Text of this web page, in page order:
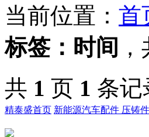
当前位置： 首
标签： 时间 ，
共 1 页 1 条记
精泰盛首页 新能源汽车配件 压铸